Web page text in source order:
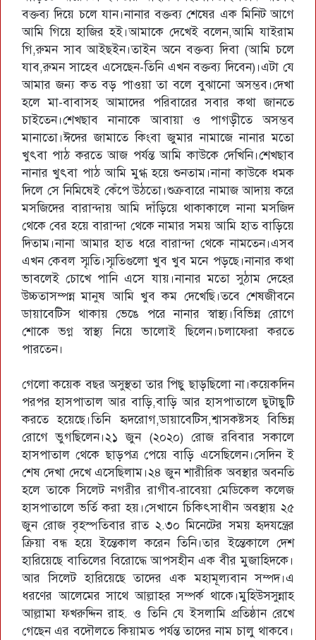
বক্তব্য দিয়ে চলে যান।নানার বক্তব্য শেষের এক মিনিট আগে
আমি গিয়ে হাজির হই।আমাকে দেখেই বলেন,আমি যাইরাম
গি,রুমন সাব আইছইন।তাইন অনে বক্তব্য দিবা (আমি চলে
যাব,রুমন সাহেব এসেছেন-তিনি এখন বক্তব্য দিবেন)।এটা যে
আমার জন্য কত বড় পাওয়া তা বলে বুঝানো অসম্ভব।দেখা
হলে মা-বাবাসহ আমাদের পরিবারের সবার কথা জানতে
চাইতেন।শেখছাব নানাকে আবায়া ও পাগড়ীতে অসম্ভব
মানাতো।ঈদের জামাতে কিংবা জুমার নামাজে নানার মতো
খুৎবা পাঠ করতে আজ পর্যন্ত আমি কাউকে দেখিনি।শেখছাব
নানার খুৎবা পাঠ আমি মুগ্ধ হয়ে শুনতাম।নানা কাউকে ধমক
দিলে সে নিমিষেই কেঁপে উঠতো।শুক্রবারে নামাজ আদায় করে
মসজিদের বারান্দায় আমি দাঁড়িয়ে থাকাকালে নানা মসজিদ
থেকে বের হয়ে বারান্দা থেকে নামার সময় আমি হাত বাড়িয়ে
দিতাম।নানা আমার হাত ধরে বারান্দা থেকে নামতেন।এসব
এখন কেবল স্মৃতি।স্মৃতিগুলো খুব খুব মনে পড়ছে।নানার কথা
ভাবলেই চোখে পানি এসে যায়।নানার মতো সুঠাম দেহের
উচ্চতাসম্পন্ন মানুষ আমি খুব কম দেখেছি।তবে শেষজীবনে
ডায়াবেটিস থাকায় ভেঙে পরে নানার স্বাস্থ্য।বিভিন্ন রোগে
শোকে ভগ্ন স্বাস্থ্য নিয়ে ভালোই ছিলেন।চলাফেরা করতে
পারতেন।
গেলো কয়েক বছর অসুস্থতা তার পিছু ছাড়ছিলো না।কয়েকদিন
পরপর হাসপাতাল আর বাড়ি,বাড়ি আর হাসপাতালে ছুটাছুটি
করতে হয়েছে।তিনি হৃদরোগ,ডায়াবেটিস,শ্বাসকষ্টসহ বিভিন্ন
রোগে ভুগছিলেন।২১ জুন (২০২০) রোজ রবিবার সকালে
হাসপাতাল থেকে ছাড়পত্র পেয়ে বাড়ি এসেছিলেন।সেদিন ই
শেষ দেখা দেখে এসেছিলাম।২৪ জুন শারীরিক অবস্থার অবনতি
হলে তাকে সিলেট নগরীর রাগীব-রাবেয়া মেডিকেল কলেজ
হাসপাতালে ভর্তি করা হয়।সেখানে চিকিৎসাধীন অবস্থায় ২৫
জুন রোজ বৃহস্পতিবার রাত ২.৩০ মিনেটের সময় হৃদযন্ত্রের
ক্রিয়া বন্ধ হয়ে ইন্তেকাল করেন তিনি।তার ইন্তেকালে দেশ
হারিয়েছে বাতিলের বিরোদ্ধে আপসহীন এক বীর মুজাহিদকে।
আর সিলেট হারিয়েছে তাদের এক মহামূল্যবান সম্পদ।এ
ধরণের আলেমের সাথে আল্লাহর সম্পর্ক থাকে।মুহিউসসুন্নাহ
আল্লামা ফখরুদ্দিন রাহ. ও তিনি যে ইসলামি প্রতিষ্ঠান রেখে
গেছেন এর বদৌলতে কিয়ামত পর্যন্ত তাদের নাম চালু থাকবে।